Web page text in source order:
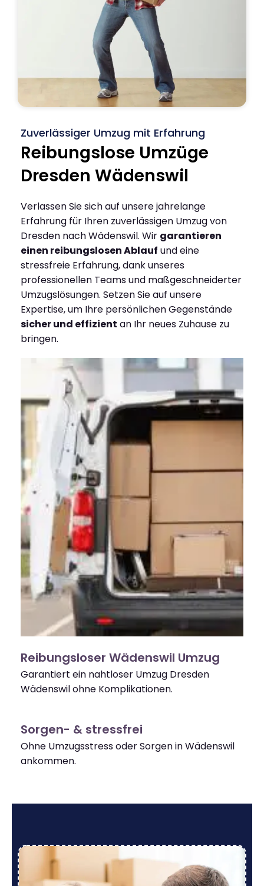
Zuverlässiger Umzug mit Erfahrung
Reibungslose Umzüge
Dresden Wädenswil
Verlassen Sie sich auf unsere jahrelange
Erfahrung für Ihren zuverlässigen Umzug von
Dresden nach Wädenswil. Wir garantieren
einen reibungslosen Ablauf und eine
stressfreie Erfahrung, dank unseres
professionellen Teams und maßgeschneiderter
Umzugslösungen. Setzen Sie auf unsere
Expertise, um Ihre persönlichen Gegenstände
sicher und effizient an Ihr neues Zuhause zu
bringen.
Reibungsloser Wädenswil Umzug
Garantiert ein nahtloser Umzug Dresden
Wädenswil ohne Komplikationen.
Sorgen- & stressfrei
Ohne Umzugsstress oder Sorgen in Wädenswil
ankommen.